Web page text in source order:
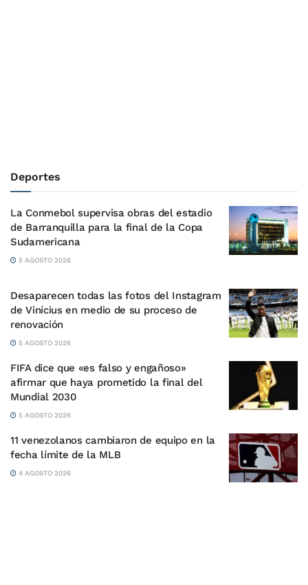
Deportes
La Conmebol supervisa obras del estadio
de Barranquilla para la final de la Copa
Sudamericana
5 AGOSTO 2026
Desaparecen todas las fotos del Instagram
de Vinícius en medio de su proceso de
renovación
5 AGOSTO 2026
FIFA dice que «es falso y engañoso»
afirmar que haya prometido la final del
Mundial 2030
5 AGOSTO 2026
11 venezolanos cambiaron de equipo en la
fecha límite de la MLB
4 AGOSTO 2026